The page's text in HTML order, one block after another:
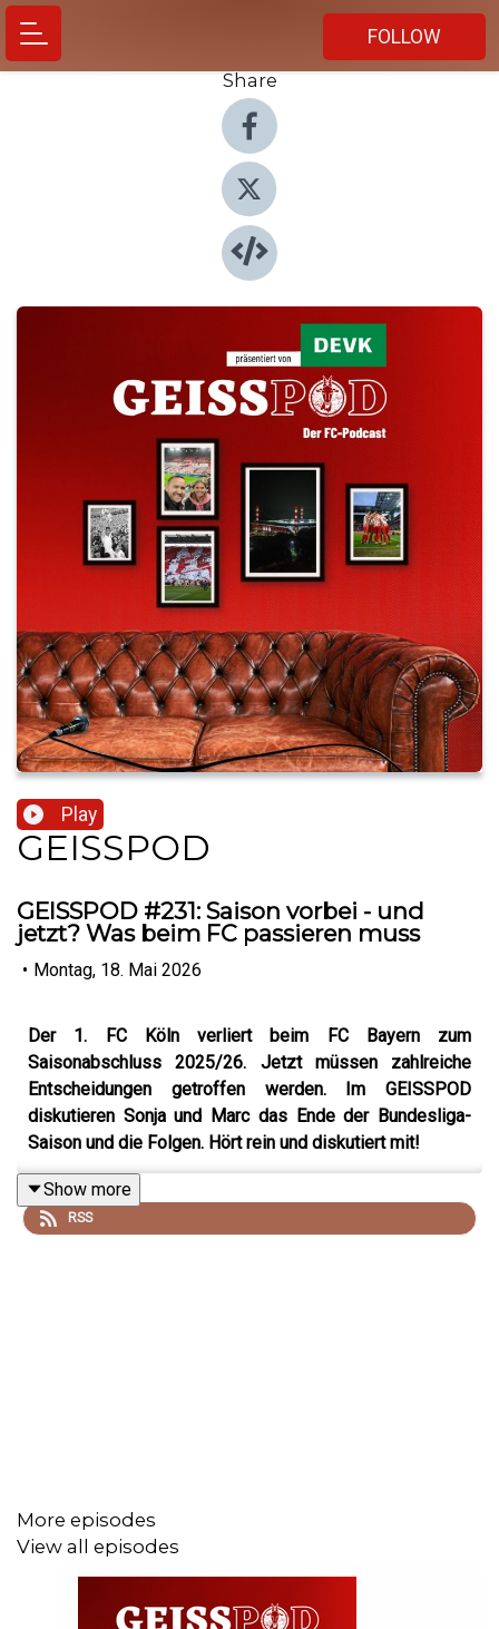
FOLLOW
Share
Play
GEISSPOD
GEISSPOD #231: Saison vorbei - und
jetzt? Was beim FC passieren muss
• Montag, 18. Mai 2026
Der 1. FC Köln verliert beim FC Bayern zum
Saisonabschluss 2025/26. Jetzt müssen zahlreiche
Entscheidungen getroffen werden. Im GEISSPOD
diskutieren Sonja und Marc das Ende der Bundesliga-
Saison und die Folgen. Hört rein und diskutiert mit!
Dieser GEISSPOD wird präsentiert von unserem
Show more
RSS
More episodes
View all episodes